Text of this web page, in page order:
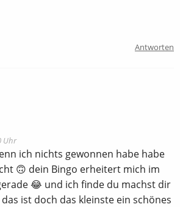
Antworten
Uhr
ich nichts gewonnen habe habe
🙃 dein Bingo erheitert mich im
😂 und ich finde du machst dir
ist doch das kleinste ein schönes